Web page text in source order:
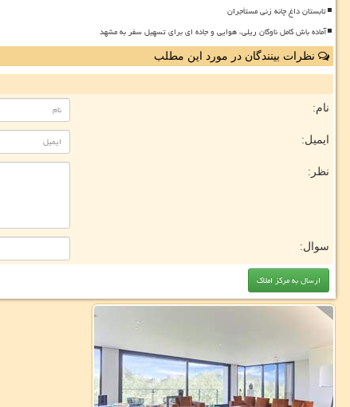
تابستان داغ چانه زنی مستأجران
آماده باش کامل ناوگان ریلی، هوایی و جاده ای برای تسهیل سفر به مشهد
نظرات بینندگان در مورد این مطلب
نام:
ایمیل:
نظر:
سوال: